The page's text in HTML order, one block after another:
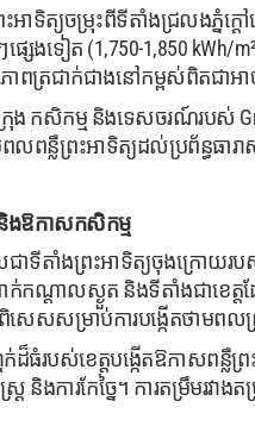
ះអាទិត្យចម្រុះពីទីតាំងជ្រលងភ្
សេងទៀត (1,750-1,850
ពត្រជាក់ជាងនៅកម្ពស់ពិតជាអ
រុង កសិកម្ម និងទេសចរណ៍របស់
លពន្លឺព្រះអាទិត្យដល់ប្រព័ន្ធធា
ងឱកាសកសិកម្ម
ទីតាំងព្រះអាទិត្យចុងក្រោយរ
កណ្តាលស្ងួត និងទីតាំងជាខេត្
សេសសម្រាប់ការបង្កើតថាមពលព្
ដ៏ធំរបស់ខេត្តបង្កើតឱកាសពន្លឺព្
ត និងការកែច្នៃ។ ការតម្រឹមរវ